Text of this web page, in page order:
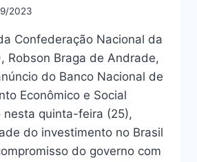
2023
Confederação Nacional da
Robson Braga de Andrade,
do Banco Nacional de
Econômico e Social
nesta quinta-feira (25),
do investimento no Brasil
do governo com